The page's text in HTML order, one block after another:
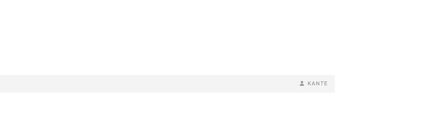
BY
BYLINEKANTE